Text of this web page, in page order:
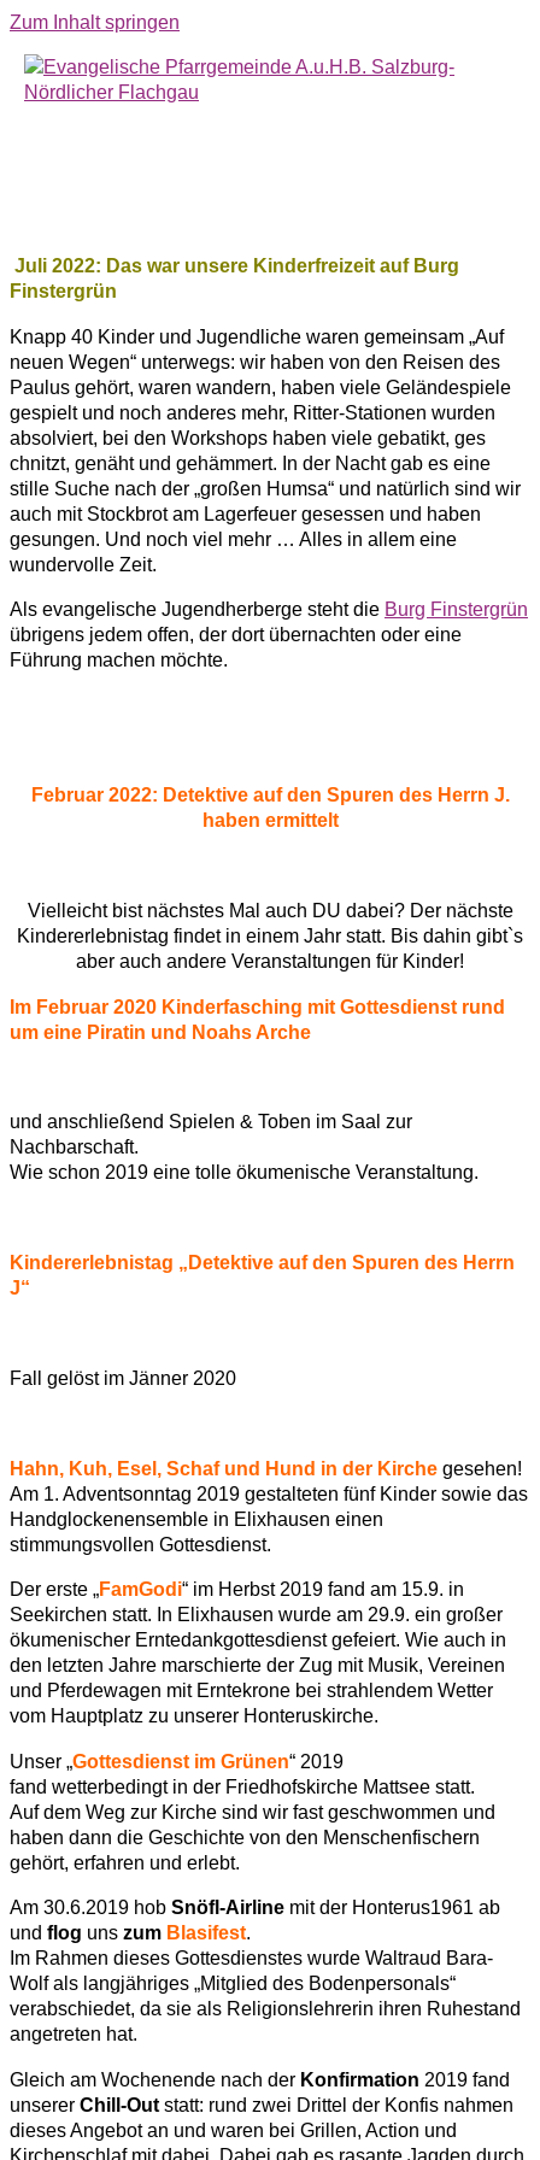
Zum Inhalt springen
Juli 2022: Das war unsere Kinderfreizeit auf Burg
Finstergrün
Knapp 40 Kinder und Jugendliche waren gemeinsam „Auf
neuen Wegen“ unterwegs: wir haben von den Reisen des
Paulus gehört, waren wandern, haben viele Geländespiele
gespielt und noch anderes mehr, Ritter-Stationen wurden
absolviert, bei den Workshops haben viele gebatikt, ges
chnitzt, genäht und gehämmert. In der Nacht gab es eine
stille Suche nach der „großen Humsa“ und natürlich sind wir
auch mit Stockbrot am Lagerfeuer gesessen und haben
gesungen. Und noch viel mehr … Alles in allem eine
wundervolle Zeit.
Als evangelische Jugendherberge steht die Burg Finstergrün
übrigens jedem offen, der dort übernachten oder eine
Führung machen möchte.
Februar 2022: Detektive auf den Spuren des Herrn J.
haben ermittelt
Vielleicht bist nächstes Mal auch DU dabei? Der nächste
Kindererlebnistag findet in einem Jahr statt. Bis dahin gibt`s
aber auch andere Veranstaltungen für Kinder!
Im Februar 2020 Kinderfasching mit Gottesdienst rund
um eine Piratin und Noahs Arche
und anschließend Spielen & Toben im Saal zur
Nachbarschaft.
Wie schon 2019 eine tolle ökumenische Veranstaltung.
Kindererlebnistag „Detektive auf den Spuren des Herrn
J“
Fall gelöst im Jänner 2020
Hahn, Kuh, Esel, Schaf und Hund in der Kirche gesehen!
Am 1. Adventsonntag 2019 gestalteten fünf Kinder sowie das
Handglockenensemble in Elixhausen einen
stimmungsvollen Gottesdienst.
Der erste „FamGodi“ im Herbst 2019 fand am 15.9. in
Seekirchen statt. In Elixhausen wurde am 29.9. ein großer
ökumenischer Erntedankgottesdienst gefeiert. Wie auch in
den letzten Jahre marschierte der Zug mit Musik, Vereinen
und Pferdewagen mit Erntekrone bei strahlendem Wetter
vom Hauptplatz zu unserer Honteruskirche.
Unser „Gottesdienst im Grünen“ 2019
fand wetterbedingt in der Friedhofskirche Mattsee statt.
Auf dem Weg zur Kirche sind wir fast geschwommen und
haben dann die Geschichte von den Menschenfischern
gehört, erfahren und erlebt.
Am 30.6.2019 hob Snöfl-Airline mit der Honterus1961 ab
und flog uns zum Blasifest.
Im Rahmen dieses Gottesdienstes wurde Waltraud Bara-
Wolf als langjähriges „Mitglied des Bodenpersonals“
verabschiedet, da sie als Religionslehrerin ihren Ruhestand
angetreten hat.
Gleich am Wochenende nach der Konfirmation 2019 fand
unserer Chill-Out statt: rund zwei Drittel der Konfis nahmen
dieses Angebot an und waren bei Grillen, Action und
Kirchenschlaf mit dabei. Dabei gab es rasante Jagden durch